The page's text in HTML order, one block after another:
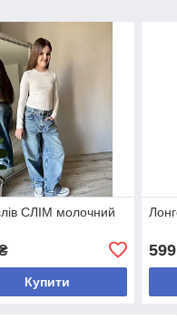
СЛІМ молочний
Купити
599